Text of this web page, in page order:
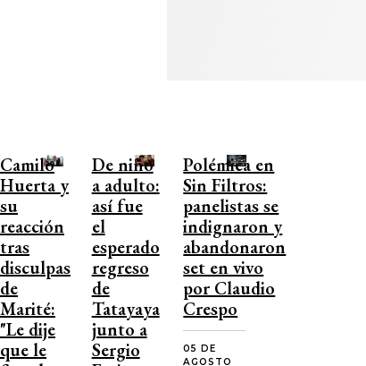
Camilo
Huerta y
su
reacción
tras
disculpas
de
Marité:
"Le dije
que le
De niño
a adulto:
así fue
el
esperado
regreso
de
Tatayaya
junto a
Sergio
Polémica en
Sin Filtros:
panelistas se
indignaron y
abandonaron
set en vivo
por Claudio
Crespo
05 DE
AGOSTO